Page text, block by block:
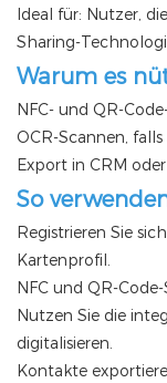
Ideal für: Nutzer,
Sharing-
Warum es
NFC- und QR-
OCR-Scannen,
Export in CRM
So
Registrieren Sie
Kartenprofil.
NFC und QR-
Nutzen Sie die
digitalisieren.
Kontakte